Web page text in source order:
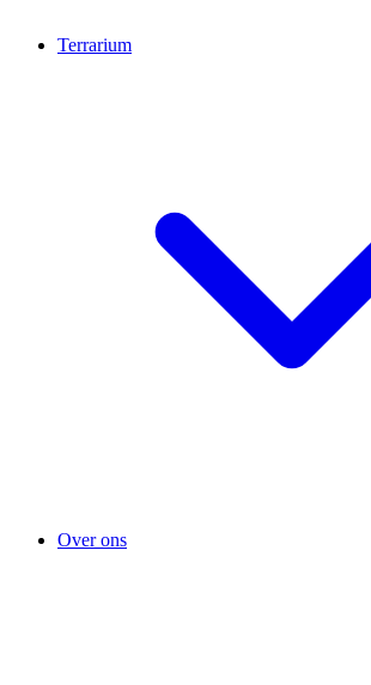
Terrarium
Over ons